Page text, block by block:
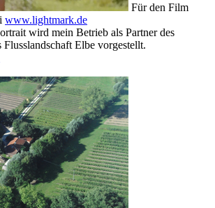
Für den Film
www.lightmark.de
wird mein Betrieb als Partner des
Flusslandschaft Elbe vorgestellt.